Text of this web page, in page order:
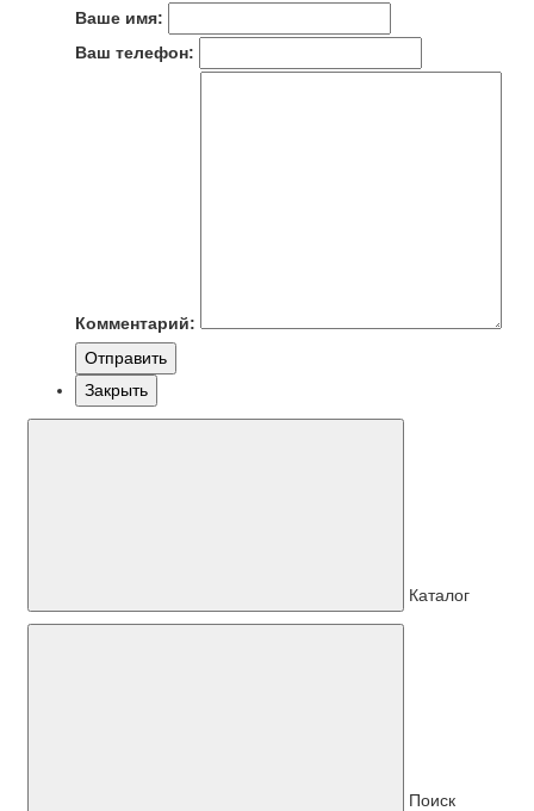
Ваше имя:
Ваш телефон:
Комментарий:
Отправить
Закрыть
Каталог
Поиск